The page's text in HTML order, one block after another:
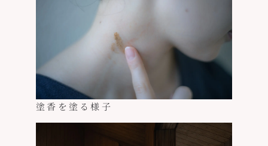
塗香を塗る様子